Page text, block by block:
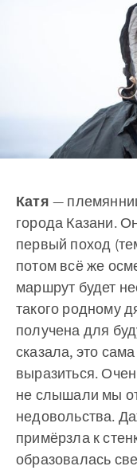
Катя —
города Казани.
первый поход
потом всё же
маршрут будет
такого родному
получена для
сказала, это
выразиться.
не слышали мы
недовольства.
примёрзла к
образовалась